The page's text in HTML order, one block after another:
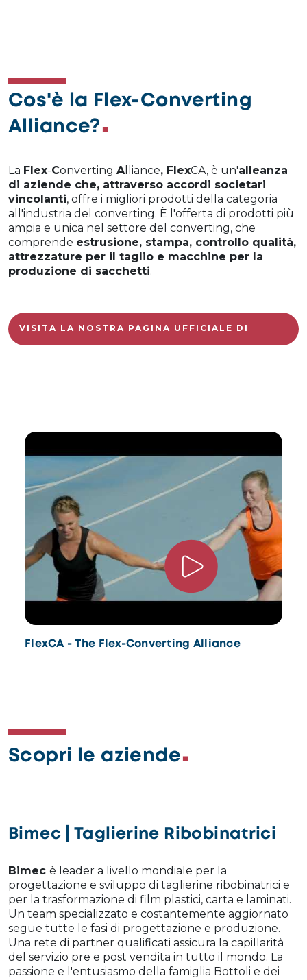
FlexCA - The Flex-Converting Alliance
Cos'è la Flex-Converting
Alliance?
La Flex-Converting A lliance, FlexCA, è un'alleanza
di aziende che, attraverso accordi societari
vincolanti, offre i migliori prodotti della categoria
all'industria del converting. È l'offerta di prodotti più
ampia e unica nel settore del converting, che
comprende estrusione, stampa, controllo qualità,
attrezzature per il taglio e macchine per la
produzione di sacchetti.
VISITA LA NOSTRA PAGINA UFFICIALE DI
FLEXCA
Scopri le aziende
Bimec | Taglierine Ribobinatrici
Bimec è leader a livello mondiale per la
progettazione e sviluppo di taglierine ribobinatrici e
per la trasformazione di film plastici, carta e laminati.
Un team specializzato e costantemente aggiornato
segue tutte le fasi di progettazione e produzione.
Una rete di partner qualificati assicura la capillarità
del servizio pre e post vendita in tutto il mondo. La
passione e l'entusiasmo della famiglia Bottoli e dei